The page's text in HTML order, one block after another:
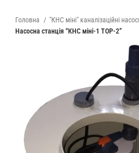
Головна
"КНС міні" каналізаційні
Насосна станція “КНС міні-1 ТОР-2”